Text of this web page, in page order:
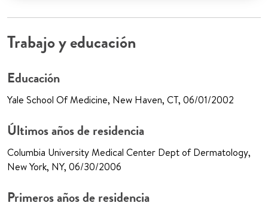
Trabajo y educación
Educación
Yale School Of Medicine, New Haven, CT, 06/01/2002
Últimos años de residencia
Columbia University Medical Center Dept of Dermatology,
New York, NY, 06/30/2006
Primeros años de residencia